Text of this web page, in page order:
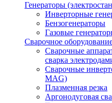
Генераторы
Инверторные
Бензогенераторы
Газовые
Сварочное
Сварочные
сварка
Сварочные
MAG)
Плазменная резка
Аргонодуговая